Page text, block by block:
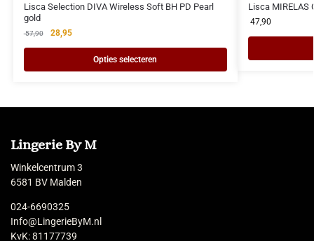
Lisca Selection DIVA Wireless Soft BH PD Pearl
gold
57,90 28,95
Opties selecteren
Lisca MIRELAS
47,90
Lingerie By M
Winkelcentrum 3
6581 BV Malden
024-6690325
Info@LingerieByM.nl
KvK: 81177739